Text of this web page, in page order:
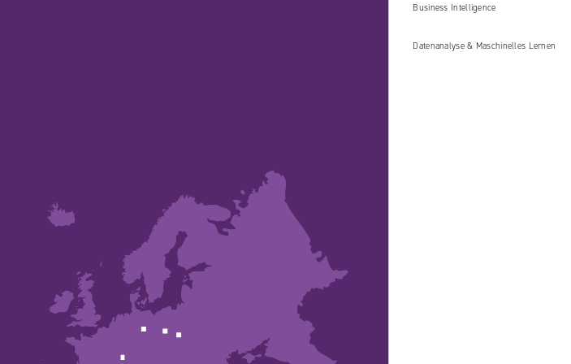
Business Intelligence
Datenanalyse & Maschinelles Lernen